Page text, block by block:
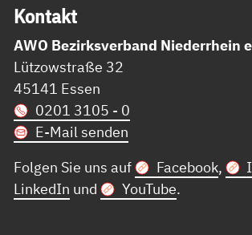
Kon­takt
AWO Bezirksverband Niederrhein
Lützowstraße 32
45141 Essen
0201 3105 - 0
E-Mail senden
Folgen Sie uns auf
Facebook,
LinkedIn und YouTube.